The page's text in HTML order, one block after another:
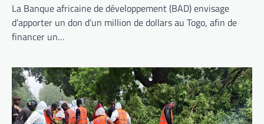
La Banque africaine de développement (BAD) envisage
d’apporter un don d’un million de dollars au Togo, afin de
financer un…